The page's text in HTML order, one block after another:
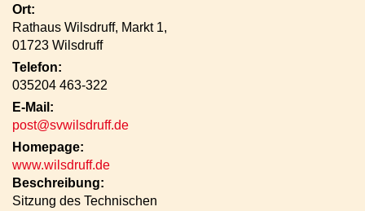
Ort:
Rathaus Wilsdruff, Markt 1,
01723 Wilsdruff
Telefon:
035204 463-322
E-Mail:
post@svwilsdruff.de
Homepage:
www.wilsdruff.de
Beschreibung:
Sitzung des Technischen